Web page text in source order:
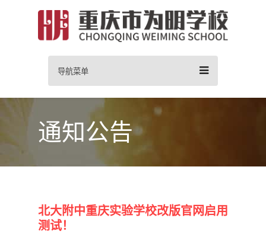
导航菜单
通知公告
北大附中重庆实验学校改版官网启用
测试！